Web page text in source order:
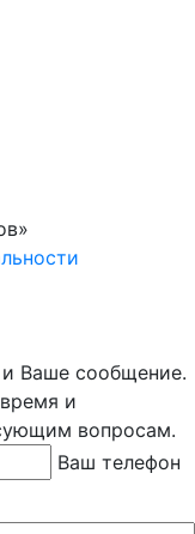
Ваше сообщение.
и
вопросам.
Ваш телефон